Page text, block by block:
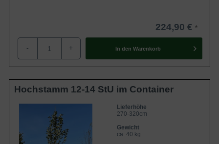
224,90 €
- + In den Warenkorb
Hochstamm 12-14 StU im Container
Lieferhöhe
270-320cm
Gewicht
ca. 40 kg